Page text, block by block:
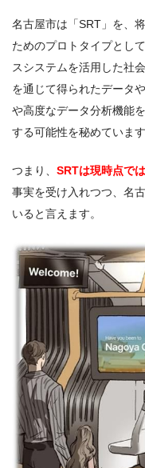
名古屋市は「SRT」を、
ためのプロトタイプとし
スシステムを活用した社
を通じて得られたデータ
や高度なデータ分析機能
する可能性を秘めています
つまり、 SRTは現時点で
事実を受け入れつつ、名
いると言えます。